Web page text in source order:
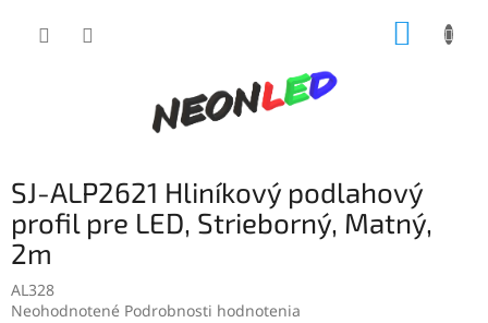
SJ-ALP2621 Hliníkový podlahový
profil pre LED, Strieborný, Matný,
2m
AL328
Priemerné
Neohodnotené Podrobnosti hodnotenia